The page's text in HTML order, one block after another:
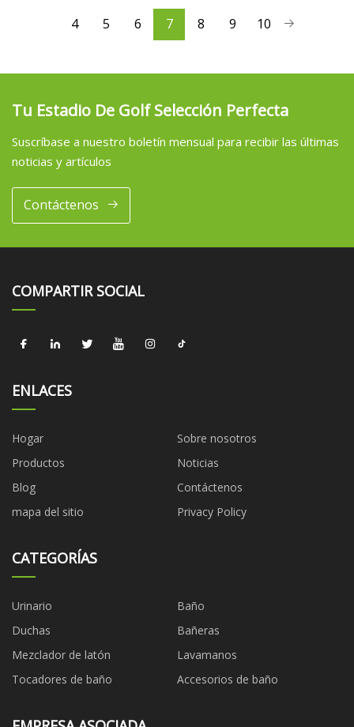
4 5 6 7 8 9 10
Tu Estadio De Golf Selección Perfecta
Suscríbase a nuestro boletín mensual para recibir las últimas
noticias y artículos
Contáctenos
COMPARTIR SOCIAL
ENLACES
Hogar
Sobre nosotros
Productos
Noticias
Blog
Contáctenos
mapa del sitio
Privacy Policy
CATEGORÍAS
Urinario
Baño
Duchas
Bañeras
Mezclador de latón
Lavamanos
Tocadores de baño
Accesorios de baño